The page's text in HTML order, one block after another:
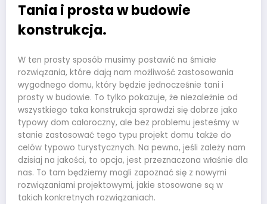
Tania i prosta w budowie
konstrukcja.
W ten prosty sposób musimy postawić na śmiałe
rozwiązania, które dają nam możliwość zastosowania
wygodnego domu, który będzie jednocześnie tani i
prosty w budowie. To tylko pokazuje, że niezależnie od
wszystkiego taka konstrukcja sprawdzi się dobrze jako
typowy dom całoroczny, ale bez problemu jesteśmy w
stanie zastosować tego typu projekt domu także do
celów typowo turystycznych. Na pewno, jeśli zależy nam
dzisiaj na jakości, to opcja, jest przeznaczona właśnie dla
nas. To tam będziemy mogli zapoznać się z nowymi
rozwiązaniami projektowymi, jakie stosowane są w
takich konkretnych rozwiązaniach.